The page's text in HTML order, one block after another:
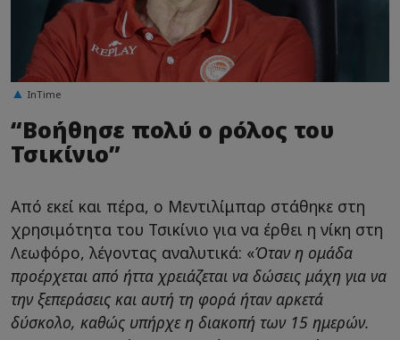
InTime
“Βοήθησε πολύ ο ρόλος του
Τσικίνιο”
Από εκεί και πέρα, ο Μεντιλίμπαρ στάθηκε στη
χρησιμότητα του Τσικίνιο για να έρθει η νίκη στη
Λεωφόρο, λέγοντας αναλυτικά: «Όταν η ομάδα
προέρχεται από ήττα χρειάζεται να δώσεις μάχη για να
την ξεπεράσεις και αυτή τη φορά ήταν αρκετά
δύσκολο, καθώς υπήρχε η διακοπή των 15 ημερών.